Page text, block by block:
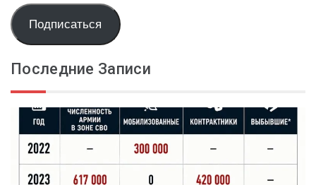
Подписаться
Последние Записи